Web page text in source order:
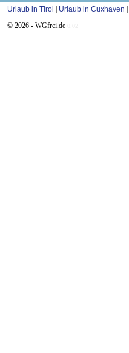
Urlaub in Tirol | Urlaub in Cuxhaven |
© 2026 - WGfrei.de